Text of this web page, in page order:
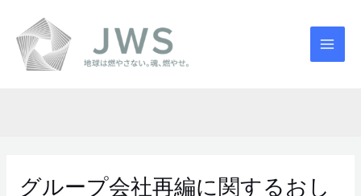
グループ会社再編に関するおし